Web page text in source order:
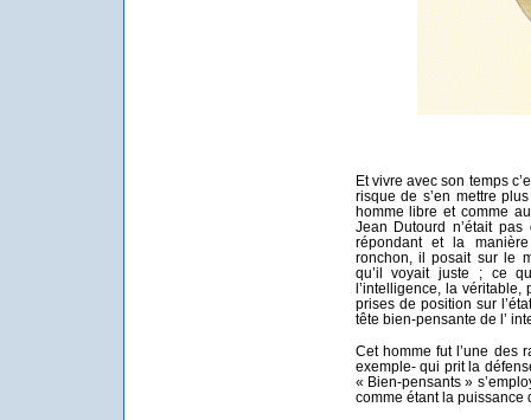
Et vivre avec son temps
risque de s’en mettre
homme libre et comme
Jean Dutourd n’était
répondant et la
ronchon, il posait sur le
qu’il voyait juste ; ce
l’intelligence, la
prises de position sur
tête bien-pensante de l’
Cet homme fut l’une des
exemple- qui prit la
« Bien-pensants »
comme étant la puissance